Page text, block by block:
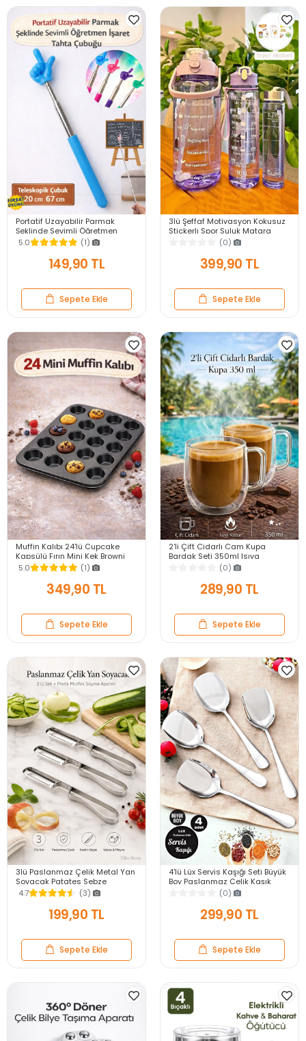
Portatif Uzayabilir Parmak
Şeklinde Sevimli Öğretmen
İşaret Tahta Çubuğu Teleskopik
Çubuk 20cm 67cm
5.0 (1)
149,90 TL
Sepete Ekle
3lü Şeffaf Motivasyon Kokusuz
Stickerlı Spor Suluk Matara
Pipetli Taşınabilir Su Şişesi Soft
(0)
399,90 TL
Sepete Ekle
Muffin Kalıbı 24'lü Cupcake
Kapsülü Fırın Mini Kek Browni
Kekstra Kurabiye Kalıbı Muffin
Baking Pan
5.0 (1)
349,90 TL
Sepete Ekle
2'li Çift Cidarlı Cam Kupa
Bardak Seti 350ml Isıya
Dayanıklı Espresso Sunum
Kulplu Kahve Bardağı
(0)
289,90 TL
Sepete Ekle
3lü Paslanmaz Çelik Metal Yan
Soyacak Patates Sebze
Salatalık Havuç Soyacağı
Mutfak Soyma Aparatı
4.7 (3)
199,90 TL
Sepete Ekle
4'lü Lüx Servis Kaşığı Seti Büyük
Boy Paslanmaz Çelik Kaşık
Salata Yemek Mutfak Kaşığı
(0)
299,90 TL
Sepete Ekle